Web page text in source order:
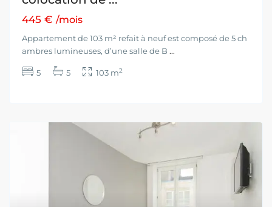
445 €/mois
Appartement de 103 m² refait à neuf est composé de 5 ch
ambres lumineuses, d’une salle de B ...
5 5 103 m2